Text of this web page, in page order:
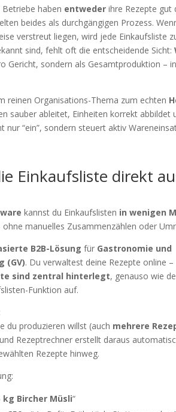
Betriebe haben entwederihre Rezepte gut
beides als durchgängigen Prozess.
verstreut liegen, wird jede Einkaufsliste
sind, fehlt oft die entscheidende Sicht:
Gericht, sondern als Gesamtproduktion –
reinen Organisations-Thema zum echten
sauber ableitet, Einheiten korrekt abbildet
nur “ein”, sondern steuert aktiv
Einkaufsliste direkt
kannst du Einkaufslisten in wenigen
ohne manuelles Zusammenzählen oder
B2B-Lösung für Gastronomie und
(GV). Du verwaltest deine Rezepte online
sind zentral hinterlegt, genauso wie
Funktion auf.
du produzieren willst (auch mehrere
Rezeptrechner erstellt daraus
Rezepte hinweg.
kg Bircher Müsli“